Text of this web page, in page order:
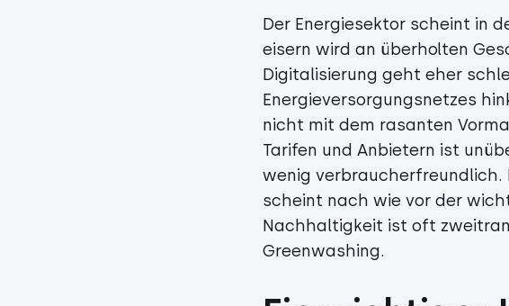
Der Energiesektor scheint in
eisern wird an überholten
Digitalisierung geht eher
Energieversorgungsnetzes
nicht mit dem rasanten
Tarifen und Anbietern ist
wenig
scheint nach wie vor der
Nachhaltigkeit ist oft
Greenwashing.